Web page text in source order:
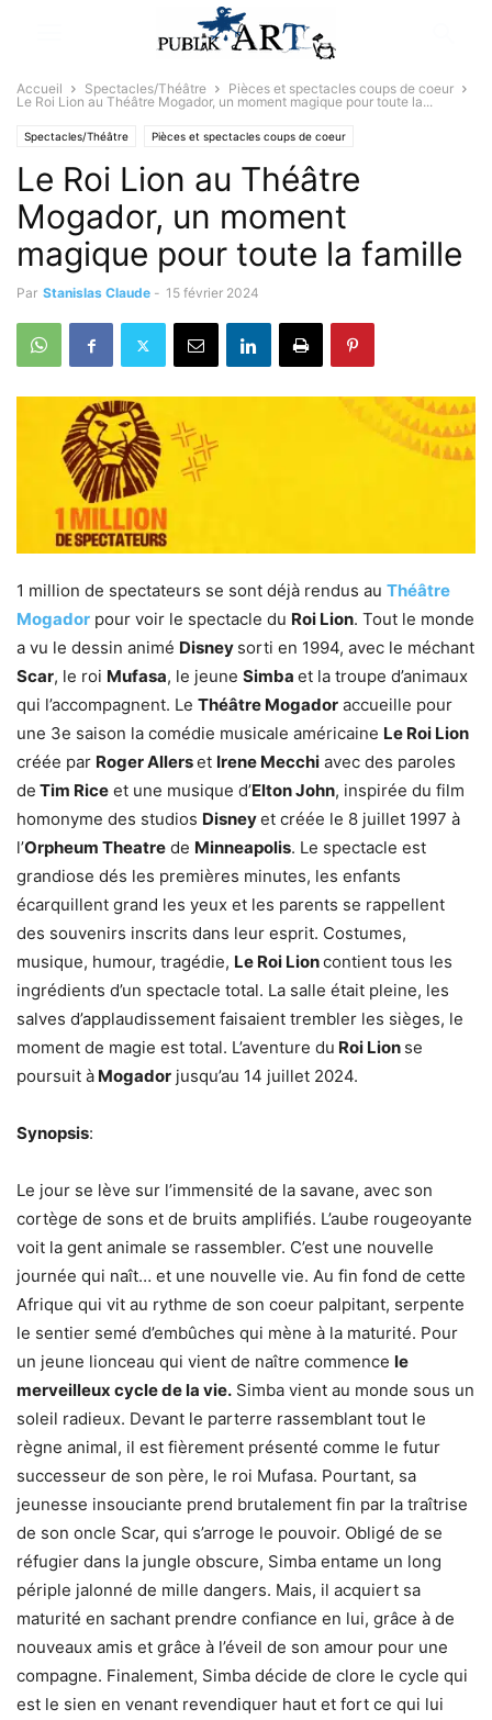
Accueil Spectacles/Théâtre
Pièces et spectacles coups de coeur
Le Roi Lion au Théâtre Mogador, un moment magique pour toute la...
Spectacles/Théâtre Pièces et spectacles coups de coeur
Sélectionné par la rédaction
Le Roi Lion au Théâtre
Mogador, un moment
magique pour toute la famille
Par Stanislas Claude - 15 février 2024
1 million de spectateurs se sont déjà rendus au Théâtre
Mogador pour voir le spectacle du Roi Lion. Tout le monde
a vu le dessin animé Disney sorti en 1994, avec le méchant
Scar, le roi Mufasa, le jeune Simba et la troupe d’animaux
qui l’accompagnent. Le Théâtre Mogador accueille pour
une 3e saison la comédie musicale américaine Le Roi Lion
créée par Roger Allerset Irene Mecchi avec des paroles
de Tim Rice et une musique d’Elton John, inspirée du film
homonyme des studios Disneyet créée le 8 juillet 1997 à
l’Orpheum Theatre de Minneapolis. Le spectacle est
grandiose dés les premières minutes, les enfants
écarquillent grand les yeux et les parents se rappellent
des souvenirs inscrits dans leur esprit. Costumes,
musique, humour, tragédie, Le Roi Lioncontient tous les
ingrédients d’un spectacle total. La salle était pleine, les
salves d’applaudissement faisaient trembler les sièges, le
moment de magie est total. L’aventure du Roi Lion se
poursuit à Mogador jusqu’au 14 juillet 2024.
Synopsis:
Le jour se lève sur l’immensité de la savane, avec son
cortège de sons et de bruits amplifiés. L’aube rougeoyante
voit la gent animale se rassembler. C’est une nouvelle
journée qui naît… et une nouvelle vie. Au fin fond de cette
Afrique qui vit au rythme de son coeur palpitant, serpente
le sentier semé d’embûches qui mène à la maturité. Pour
un jeune lionceau qui vient de naître commence le
merveilleux cycle de la vie. Simba vient au monde sous un
soleil radieux. Devant le parterre rassemblant tout le
règne animal, il est fièrement présenté comme le futur
successeur de son père, le roi Mufasa. Pourtant, sa
jeunesse insouciante prend brutalement fin par la traîtrise
de son oncle Scar, qui s’arroge le pouvoir. Obligé de se
réfugier dans la jungle obscure, Simba entame un long
périple jalonné de mille dangers. Mais, il acquiert sa
maturité en sachant prendre confiance en lui, grâce à de
nouveaux amis et grâce à l’éveil de son amour pour une
compagne. Finalement, Simba décide de clore le cycle qui
est le sien en venant revendiquer haut et fort ce qui lui